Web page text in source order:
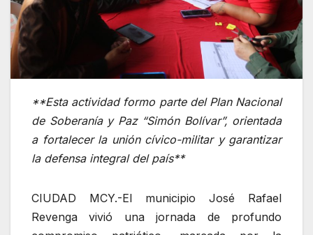
**Esta actividad formo parte del Plan Nacional
de Soberanía y Paz “Simón Bolívar”, orientada
a fortalecer la unión cívico-militar y garantizar
la defensa integral del país**
CIUDAD MCY.-El municipio José Rafael
Revenga vivió una jornada de profundo